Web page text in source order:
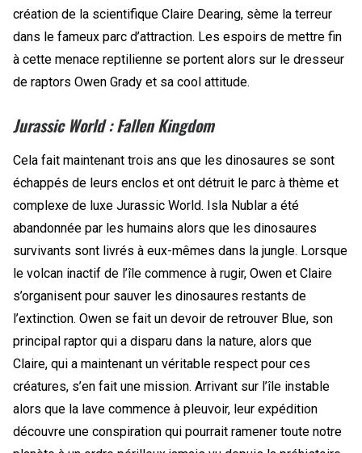
création de la scientifique Claire Dearing, sème la terreur
dans le fameux parc d’attraction. Les espoirs de mettre fin
à cette menace reptilienne se portent alors sur le dresseur
de raptors Owen Grady et sa cool attitude.
Jurassic World : Fallen Kingdom
Cela fait maintenant trois ans que les dinosaures se sont
échappés de leurs enclos et ont détruit le parc à thème et
complexe de luxe Jurassic World. Isla Nublar a été
abandonnée par les humains alors que les dinosaures
survivants sont livrés à eux-mêmes dans la jungle. Lorsque
le volcan inactif de l’île commence à rugir, Owen et Claire
s’organisent pour sauver les dinosaures restants de
l’extinction. Owen se fait un devoir de retrouver Blue, son
principal raptor qui a disparu dans la nature, alors que
Claire, qui a maintenant un véritable respect pour ces
créatures, s’en fait une mission. Arrivant sur l’île instable
alors que la lave commence à pleuvoir, leur expédition
découvre une conspiration qui pourrait ramener toute notre